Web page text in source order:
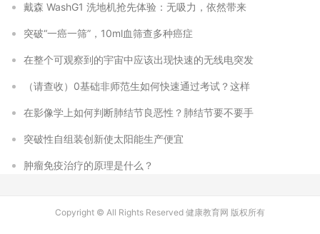
戴森 WashG1 洗地机抢先体验：无吸力，依然带来
突破“一癌一筛”，10ml血筛查多种癌症
在整个可观察到的宇宙中应该出现快速的无线电突发
（请查收）0基础非师范生如何快速通过考试？这样
在影像学上如何判断肺结节良恶性？肺结节要不要手
突破性自组装创新使太阳能生产便宜
肿瘤免疫治疗的原理是什么？
Copyright © All Rights Reserved 健康教育网 版权所有